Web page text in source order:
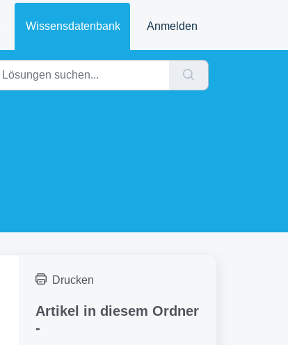
Wissensdatenbank Anmelden
Drucken
Artikel in diesem Ordner
-